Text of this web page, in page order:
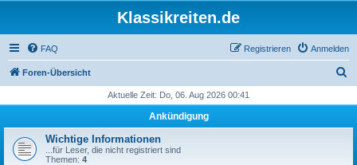
Klassikreiten.de
FAQ Anmelden
Registrieren
Foren-Übersicht
h
Aktuelle Zeit: Do, 06. Aug 2026 00:41
Ankündigung
Wichtige Informationen
...für Leser, die nicht registriert sind
Themen: 4